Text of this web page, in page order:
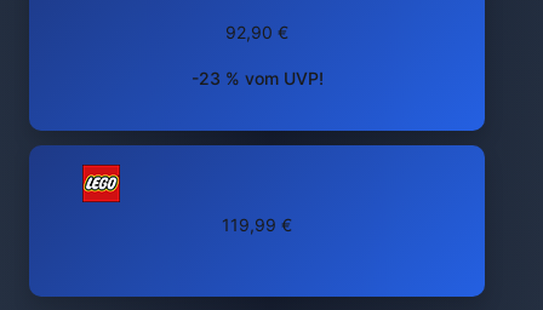
92,90 €
-23 % vom UVP!
119,99 €